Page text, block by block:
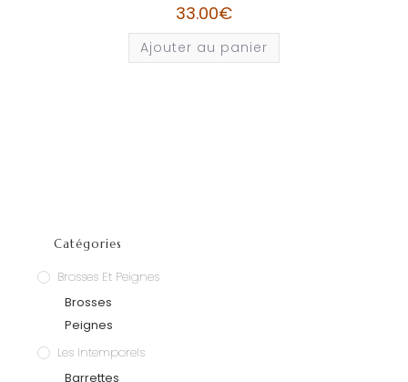
33.00€
Ajouter au panier
Catégories
Brosses Et Peignes
Brosses
Peignes
Les Intemporels
Barrettes